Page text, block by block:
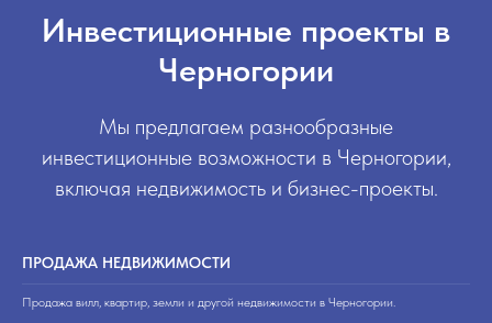
Инвестиционные проекты в
Черногории
Мы предлагаем разнообразные
инвестиционные возможности в Черногории,
включая недвижимость и бизнес-проекты.
ПРОДАЖА НЕДВИЖИМОСТИ
Продажа вилл, квартир, земли и другой недвижимости в Черногории.